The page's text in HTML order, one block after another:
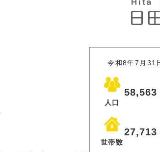
令和8年7月31
人口
58,563
世帯数
27,713